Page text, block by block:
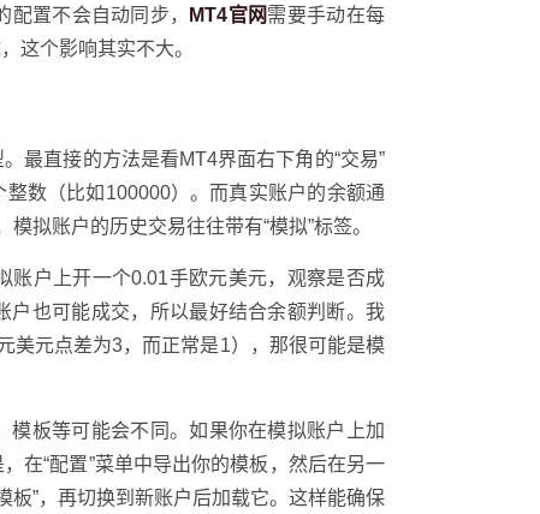
置不会自动同步，
MT4官网需要手动在每
这个影响其实不大。
最直接的方法是看MT4界面右下角的“交易”
整数（比如100000）。而真实账户的余额通
拟账户的历史交易往往带有“模拟”标签。
账户上开一个0.01手欧元美元，观察是否成
户也可能成交，所以最好结合余额判断。我
美元点差为3，而正常是1），那很可能是模
板等可能会不同。如果你在模拟账户上加
在“配置”菜单中导出你的模板，然后在另一
板”，再切换到新账户后加载它。这样能确保